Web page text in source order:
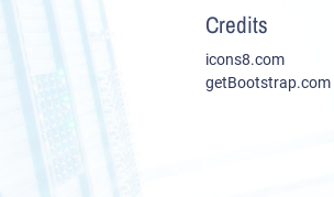
Credits
icons8.com
getBootstrap.com